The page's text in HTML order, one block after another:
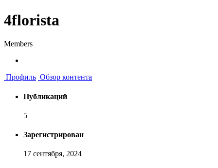
4florista
Members
Профиль Обзор контента
Публикаций
5
Зарегистрирован
17 сентября, 2024